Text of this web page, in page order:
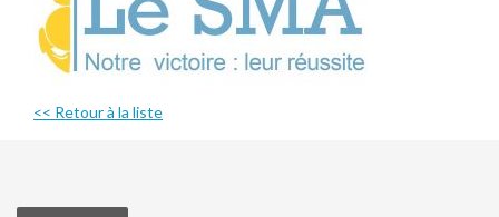
<< Retour à la liste